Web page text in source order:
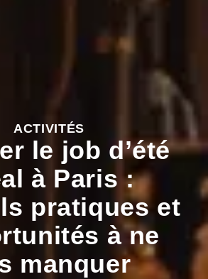
ACTIVITÉS
le job d’été
à Paris :
pratiques et
à ne
manquer